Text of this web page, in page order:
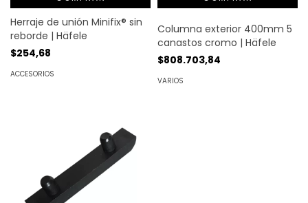
Herraje de unión Minifix® sin
reborde | Häfele
$254,68
ACCESORIOS
Columna exterior 400mm 5
canastos cromo | Häfele
$808.703,84
VARIOS